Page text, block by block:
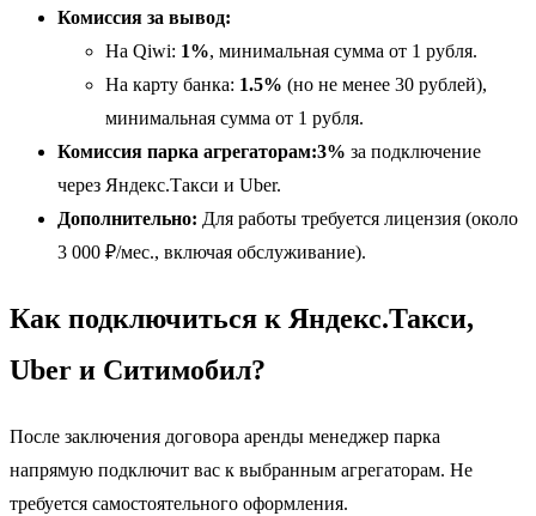
Комиссия за вывод:
На Qiwi: 1%, минимальная сумма от 1 рубля.
На карту банка: 1.5% (но не менее 30 рублей),
минимальная сумма от 1 рубля.
Комиссия парка агрегаторам:3% за подключение
через Яндекс.Такси и Uber.
Дополнительно: Для работы требуется лицензия (около
3 000 ₽/мес., включая обслуживание).
Как подключиться к Яндекс.Такси,
Uber и Ситимобил?
После заключения договора аренды менеджер парка
напрямую подключит вас к выбранным агрегаторам. Не
требуется самостоятельного оформления.